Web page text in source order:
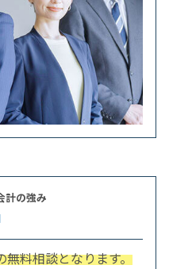
計の強み
無料相談となります。